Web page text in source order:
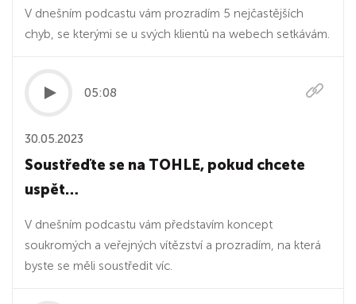
V dnešním podcastu vám prozradím 5 nejčastějších
chyb, se kterými se u svých klientů na webech setkávám.
05:08
30.05.2023
Soustřeďte se na TOHLE, pokud chcete
uspět…
V dnešním podcastu vám představím koncept
soukromých a veřejných vítězství a prozradím, na která
byste se měli soustředit víc.